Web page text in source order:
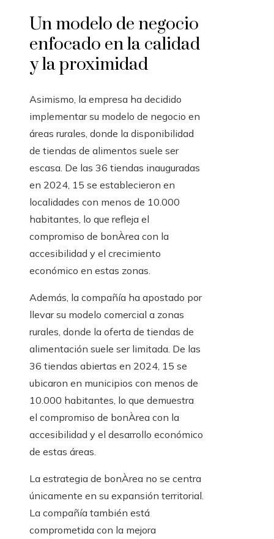
Un modelo de negocio
enfocado en la calidad
y la proximidad
Asimismo, la empresa ha decidido
implementar su modelo de negocio en
áreas rurales, donde la disponibilidad
de tiendas de alimentos suele ser
escasa. De las 36 tiendas inauguradas
en 2024, 15 se establecieron en
localidades con menos de 10.000
habitantes, lo que refleja el
compromiso de bonÀrea con la
accesibilidad y el crecimiento
económico en estas zonas.
Además, la compañía ha apostado por
llevar su modelo comercial a zonas
rurales, donde la oferta de tiendas de
alimentación suele ser limitada. De las
36 tiendas abiertas en 2024, 15 se
ubicaron en municipios con menos de
10.000 habitantes, lo que demuestra
el compromiso de bonÀrea con la
accesibilidad y el desarrollo económico
de estas áreas.
La estrategia de bonÀrea no se centra
únicamente en su expansión territorial.
La compañía también está
comprometida con la mejora